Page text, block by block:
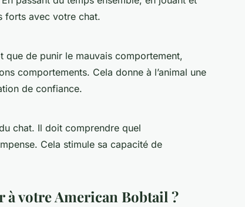
forts avec votre chat.
de punir le mauvais comportement,
comportements. Cela donne à l’animal une
de confiance.
chat. Il doit comprendre quel
Cela stimule sa capacité de
votre American Bobtail ?